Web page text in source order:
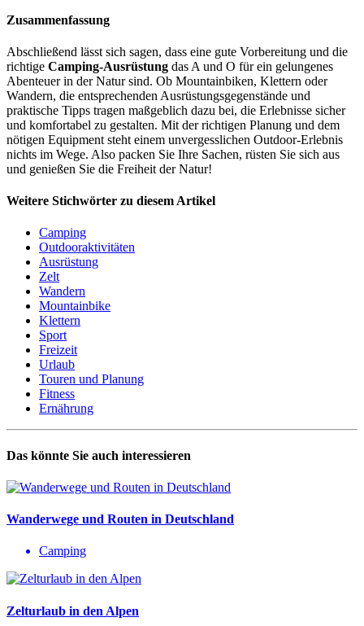
Zusammenfassung
Abschließend lässt sich sagen, dass eine gute Vorbereitung und die
richtige Camping-Ausrüstung das A und O für ein gelungenes
Abenteuer in der Natur sind. Ob Mountainbiken, Klettern oder
Wandern, die entsprechenden Ausrüstungsgegenstände und
praktische Tipps tragen maßgeblich dazu bei, die Erlebnisse sicher
und komfortabel zu gestalten. Mit der richtigen Planung und dem
nötigen Equipment steht einem unvergesslichen Outdoor-Erlebnis
nichts im Wege. Also packen Sie Ihre Sachen, rüsten Sie sich aus
und genießen Sie die Freiheit der Natur!
Weitere Stichwörter zu diesem Artikel
Camping
Outdooraktivitäten
Ausrüstung
Zelt
Wandern
Mountainbike
Klettern
Sport
Freizeit
Urlaub
Touren und Planung
Fitness
Ernährung
Das könnte Sie auch interessieren
Wanderwege und Routen in Deutschland
Camping
Zelturlaub in den Alpen